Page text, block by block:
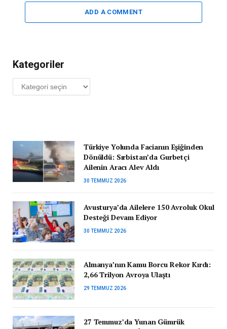
ADD A COMMENT
Kategoriler
Kategoriler
Türkiye Yolunda Facianın Eşiğinden
Dönüldü: Sırbistan’da Gurbetçi
Ailenin Aracı Alev Aldı
30 TEMMUZ 2026
Avusturya’da Ailelere 150 Avroluk Okul
Desteği Devam Ediyor
30 TEMMUZ 2026
Almanya’nın Kamu Borcu Rekor Kırdı:
2,66 Trilyon Avroya Ulaştı
29 TEMMUZ 2026
27 Temmuz’da Yunan Gümrük